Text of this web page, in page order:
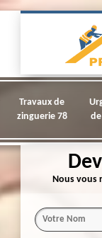
Travaux de
zinguerie 78
Nous vous